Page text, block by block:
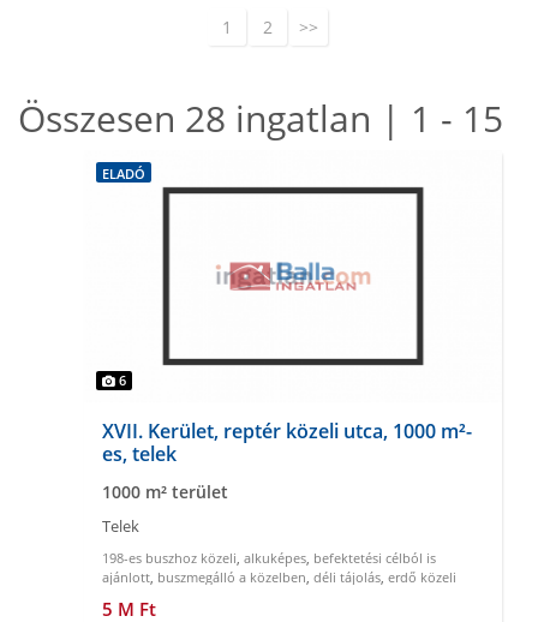
1 2 >>
Összesen 28 ingatlan | 1 - 15
ELADÓ
6
XVII. Kerület, reptér közeli utca, 1000 m²-
es, telek
1000 m² terület
Telek
198-es buszhoz közeli, alkuképes, befektetési célból is
ajánlott, buszmegálló a közelben, déli tájolás, erdő közeli
5 M Ft